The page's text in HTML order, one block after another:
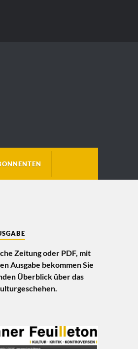
Zeitung oder PDF, mit
Ausgabe bekommen Sie
Überblick über das